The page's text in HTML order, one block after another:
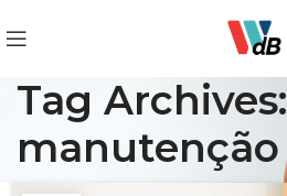
Tag Archives:
manutenção